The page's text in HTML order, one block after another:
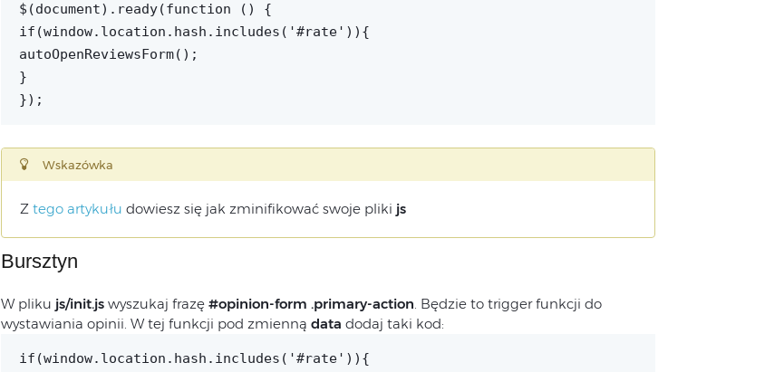
$(document).ready(function () {
if(window.location.hash.includes('#rate')){
autoOpenReviewsForm();
}
});
Wskazówka
Z tego artykułu dowiesz się jak zminifikować swoje pliki js
Bursztyn
W pliku js/init.jswyszukaj frazę #opinion-form .primary-action. Będzie to trigger funkcji do
wystawiania opinii. W tej funkcji pod zmienną data dodaj taki kod:
if(window.location.hash.includes('#rate')){